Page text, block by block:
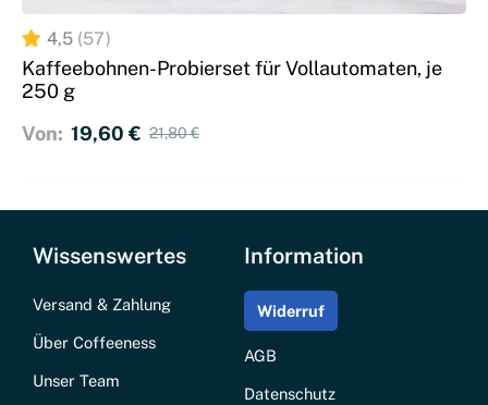
4,5 (57)
Kaffeebohnen-Probierset für Vollautomaten, je
250 g
Von:
21,80 €
Ursprünglicher Preis war: 21,80 €
19,60 €
Aktueller Preis ist: 19,60 €.
Wissenswertes
Versand & Zahlung
Über Coffeeness
Unser Team
Information
Widerruf
AGB
Datenschutz